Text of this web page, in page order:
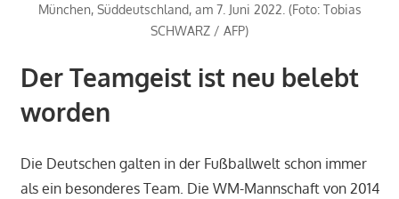
München, Süddeutschland, am 7. Juni 2022. (Foto: Tobias
SCHWARZ / AFP)
Der Teamgeist ist neu belebt
worden
Die Deutschen galten in der Fußballwelt schon immer
als ein besonderes Team. Die WM-Mannschaft von 2014